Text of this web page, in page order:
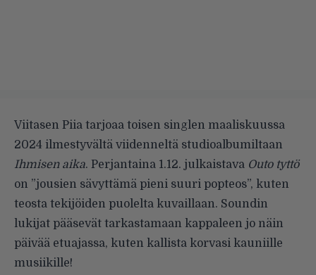
Viitasen Piia tarjoaa toisen singlen maaliskuussa
2024 ilmestyvältä viidenneltä studioalbumiltaan
Ihmisen aika. Perjantaina 1.12. julkaistava Outo tyttö
on ”jousien sävyttämä pieni suuri popteos”, kuten
teosta tekijöiden puolelta kuvaillaan. Soundin
lukijat pääsevät tarkastamaan kappaleen jo näin
päivää etuajassa, kuten kallista korvasi kauniille
musiikille!